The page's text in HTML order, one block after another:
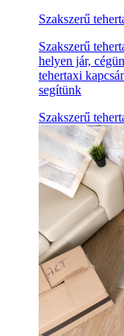
Szakszerű
Szakszerű
helyen jár,
tehertaxi
segítünk
Szakszerű